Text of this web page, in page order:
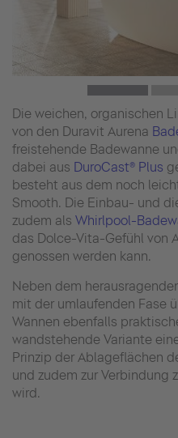
Die weichen, organischen
von den Duravit Aurena
freistehende Badewanne
dabei aus DuroCast® Plus
besteht aus dem noch
Smooth. Die Einbau- und
zudem als Whirlpool-
das Dolce-Vita-Gefühl von
genossen werden kann.
Neben dem
mit der umlaufenden Fase
Wannen ebenfalls
wandstehende Variante
Prinzip der Ablageflächen
und zudem zur Verbindung
wird.